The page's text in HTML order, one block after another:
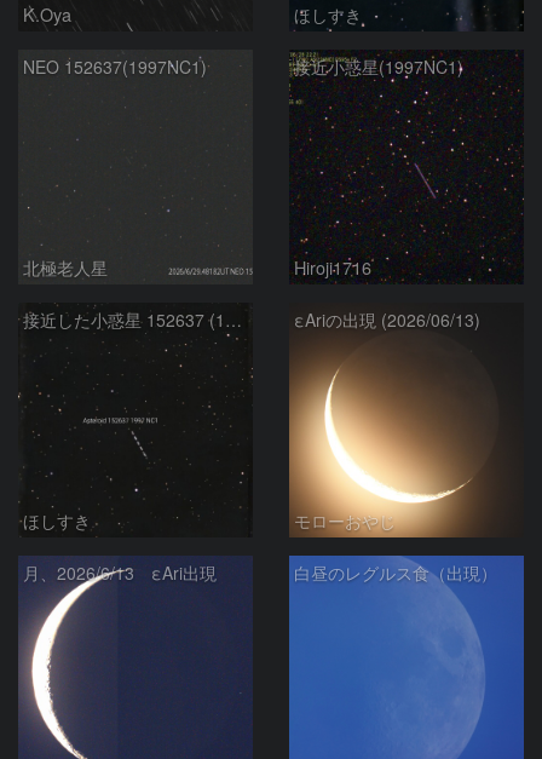
K.Oya ほしすき
NEO 152637(1997NC1)
北極老人星
接近小惑星(1997NC1)
Hiroji1716
接近した小惑星 152637 (1997NC1)
ほしすき
εAriの出現 (2026/06/13)
モローおやじ
月、2026/6/13 εAri出現 白昼のレグルス食（出現）